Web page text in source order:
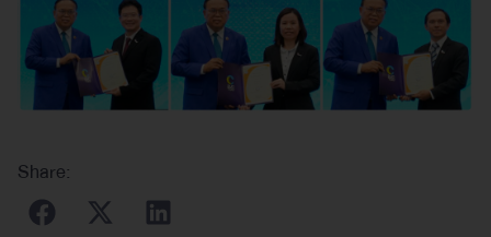
Share: